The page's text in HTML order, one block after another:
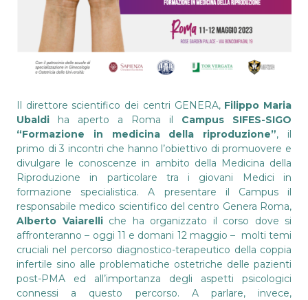
Il direttore scientifico dei centri GENERA, Filippo Maria
Ubaldi ha aperto a Roma il Campus SIFES-SIGO
“Formazione in medicina della riproduzione”, il
primo di 3 incontri che hanno l’obiettivo di promuovere e
divulgare le conoscenze in ambito della Medicina della
Riproduzione in particolare tra i giovani Medici in
formazione specialistica. A presentare il Campus il
responsabile medico scientifico del centro Genera Roma,
Alberto Vaiarelli che ha organizzato il corso dove si
affronteranno – oggi 11 e domani 12 maggio – molti temi
cruciali nel percorso diagnostico-terapeutico della coppia
infertile sino alle problematiche ostetriche delle pazienti
post-PMA ed all’importanza degli aspetti psicologici
connessi a questo percorso. A parlare, invece,